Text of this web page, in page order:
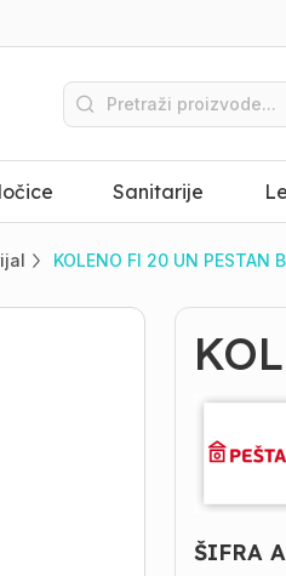
Sanitarije
KOLENO FI 20 UN PESTAN
ŠIFRA